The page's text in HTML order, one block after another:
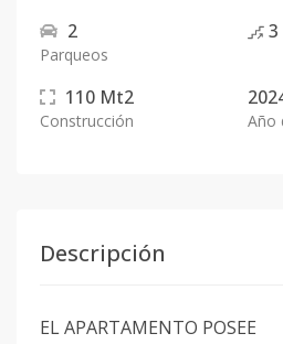
2
Parqueos
3
110 Mt2
Construcción Año
Descripción
EL APARTAMENTO POSEE